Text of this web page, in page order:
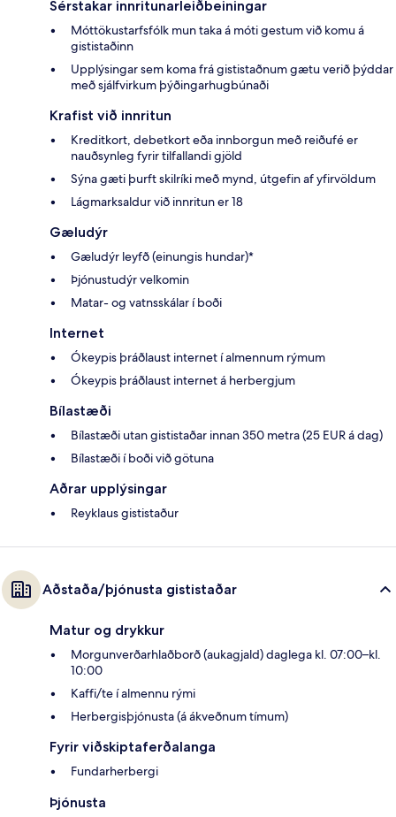
Sérstakar innritunarleiðbeiningar
Móttökustarfsfólk mun taka á móti gestum við komu á
gististaðinn
Upplýsingar sem koma frá gististaðnum gætu verið þýddar
með sjálfvirkum þýðingarhugbúnaði
Krafist við innritun
Kreditkort, debetkort eða innborgun með reiðufé er
nauðsynleg fyrir tilfallandi gjöld
Sýna gæti þurft skilríki með mynd, útgefin af yfirvöldum
Lágmarksaldur við innritun er 18
Gæludýr
Gæludýr leyfð (einungis hundar)*
Þjónustudýr velkomin
Matar- og vatnsskálar í boði
Internet
Ókeypis þráðlaust internet í almennum rýmum
Ókeypis þráðlaust internet á herbergjum
Bílastæði
Bílastæði utan gististaðar innan 350 metra (25 EUR á dag)
Bílastæði í boði við götuna
Aðrar upplýsingar
Reyklaus gististaður
Aðstaða/þjónusta gististaðar
Matur og drykkur
Morgunverðarhlaðborð (aukagjald) daglega kl. 07:00–kl.
10:00
Kaffi/te í almennu rými
Herbergisþjónusta (á ákveðnum tímum)
Fyrir viðskiptaferðalanga
Fundarherbergi
Þjónusta